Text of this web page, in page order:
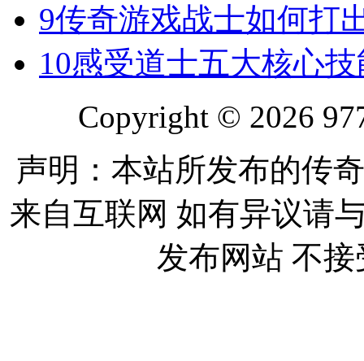
9传奇游戏战士如何打
10感受道士五大核心
Copyright © 2026
声明：本站所发布的传
来自互联网 如有异议请
发布网站 不